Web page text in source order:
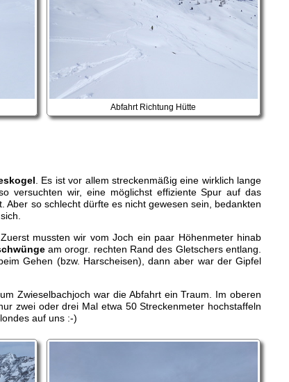
Abfahrt Richtung Hütte
. Es ist vor allem streckenmäßig eine wirklich lange
versuchten wir, eine möglichst effiziente Spur auf das
so schlecht dürfte es nicht gewesen sein, bedankten
mussten wir vom Joch ein paar Höhenmeter hinab
am orogr. rechten Rand des Gletschers entlang.
Gehen (bzw. Harscheisen), dann aber war der Gipfel
Zwieselbachjoch war die Abfahrt ein Traum. Im oberen
zwei oder drei Mal etwa 50 Streckenmeter hochstaffeln
auf uns :-)